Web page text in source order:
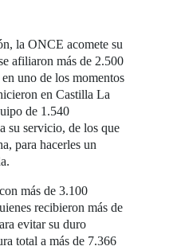
la ONCE acomete su
afiliaron más de 2.500
uno de los momentos
en Castilla La
de 1.540
su servicio, de los que
para hacerles un
más de 3.100
recibieron más de
evitar su duro
total a más de 7.366